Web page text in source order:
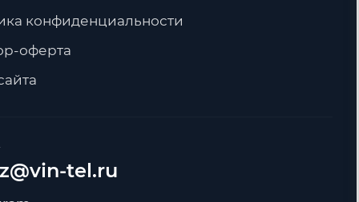
tel.ru
конфиденциальности
оферта